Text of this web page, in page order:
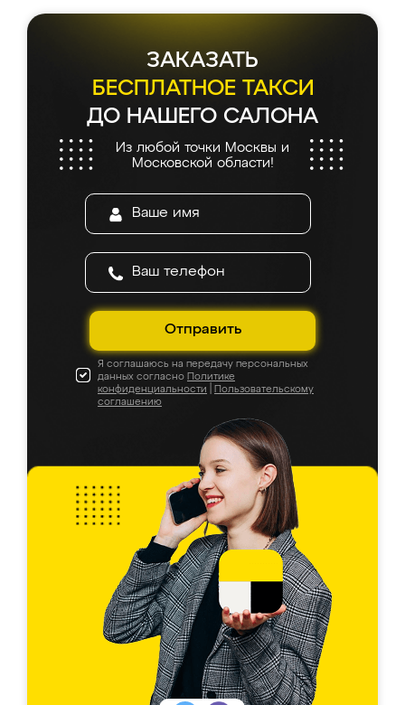
ЗАКАЗАТЬ
БЕСПЛАТНОЕ ТАКСИ
ДО НАШЕГО САЛОНА
Из любой точки Москвы и
Московской области!
Отправить
Я соглашаюсь на передачу персональных
данных согласно Политике
конфиденциальности
Пользовательскому
соглашению